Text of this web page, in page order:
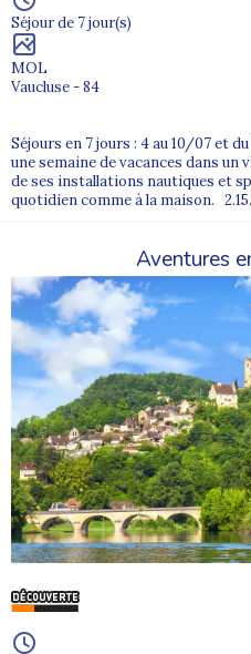
Séjour de 7 jour(s)
MOL
Vaucluse - 84
Séjours en 7 jours : 4 au 10/07 et
une semaine de vacances dans
de ses installations nautiques et
quotidien comme à la maison.
Aventures